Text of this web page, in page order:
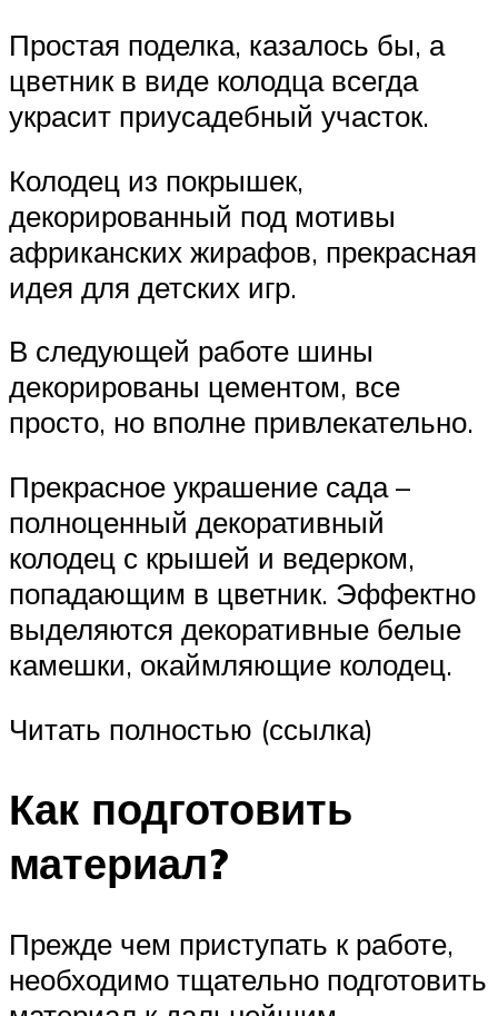
Простая поделка, казалось бы, а
цветник в виде колодца всегда
украсит приусадебный участок.
Колодец из покрышек,
декорированный под мотивы
африканских жирафов, прекрасная
идея для детских игр.
В следующей работе шины
декорированы цементом, все
просто, но вполне привлекательно.
Прекрасное украшение сада –
полноценный декоративный
колодец с крышей и ведерком,
попадающим в цветник. Эффектно
выделяются декоративные белые
камешки, окаймляющие колодец.
Читать полностью (ссылка)
Как подготовить
материал?
Прежде чем приступать к работе,
необходимо тщательно подготовить